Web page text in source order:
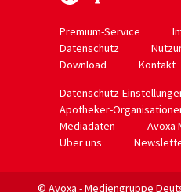
Premium-Service
Datenschutz
Download
Kontakt
Datenschutz-
Apotheker-
Mediadaten
Avoxa
Über uns
© Avoxa - Mediengruppe